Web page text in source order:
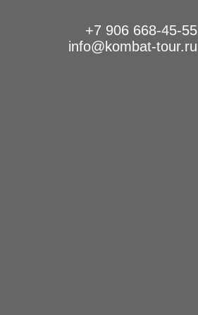
+7 906 668-45-55
info@kombat-tour.ru